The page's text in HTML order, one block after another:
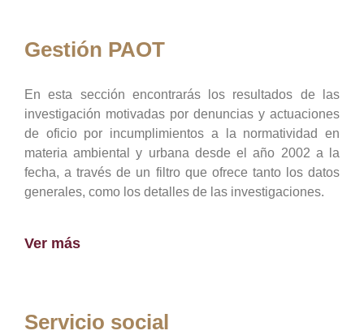
Gestión PAOT
En esta sección encontrarás los resultados de las
investigación motivadas por denuncias y actuaciones
de oficio por incumplimientos a la normatividad en
materia ambiental y urbana desde el año 2002 a la
fecha, a través de un filtro que ofrece tanto los datos
generales, como los detalles de las investigaciones.
Ver más
Servicio social